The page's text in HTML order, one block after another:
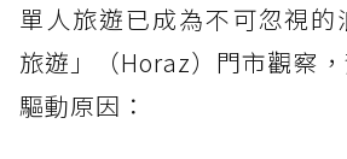
單人旅遊已成為不可忽視的
旅遊」（Horaz）門市觀察
驅動原因：